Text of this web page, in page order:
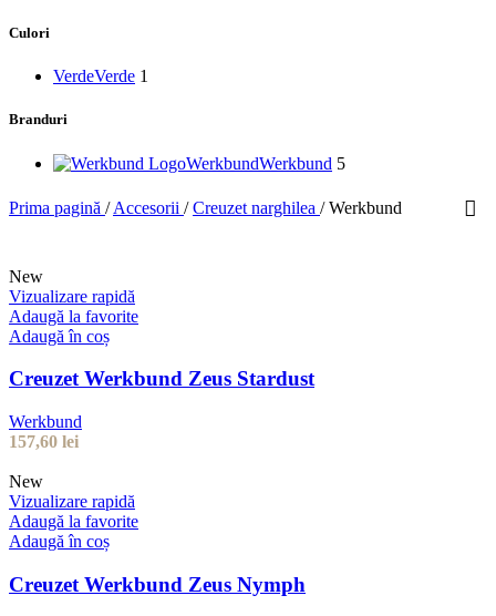
Culori
VerdeVerde 1
Branduri
WerkbundWerkbund 5
Prima pagină / Accesorii / Creuzet narghilea / Werkbund
New
Vizualizare rapidă
Adaugă la favorite
Adaugă în coș
Creuzet Werkbund Zeus Stardust
Werkbund
157,60 lei
New
Vizualizare rapidă
Adaugă la favorite
Adaugă în coș
Creuzet Werkbund Zeus Nymph